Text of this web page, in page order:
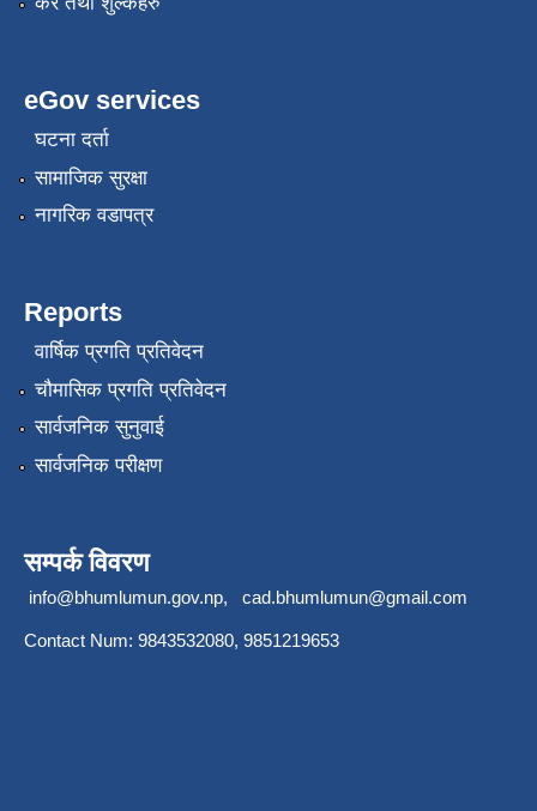
eGov services
घटना दर्ता
सामाजिक सुरक्षा
नागरिक वडापत्र
Reports
वार्षिक प्रगति प्रतिवेदन
चौमासिक प्रगति प्रतिवेदन
सार्वजनिक सुनुवाई
सार्वजनिक परीक्षण
सम्पर्क विवरण
info@bhumlumun.gov.np, cad.bhumlumun@gmail.com
Contact Num: 9843532080, 9851219653